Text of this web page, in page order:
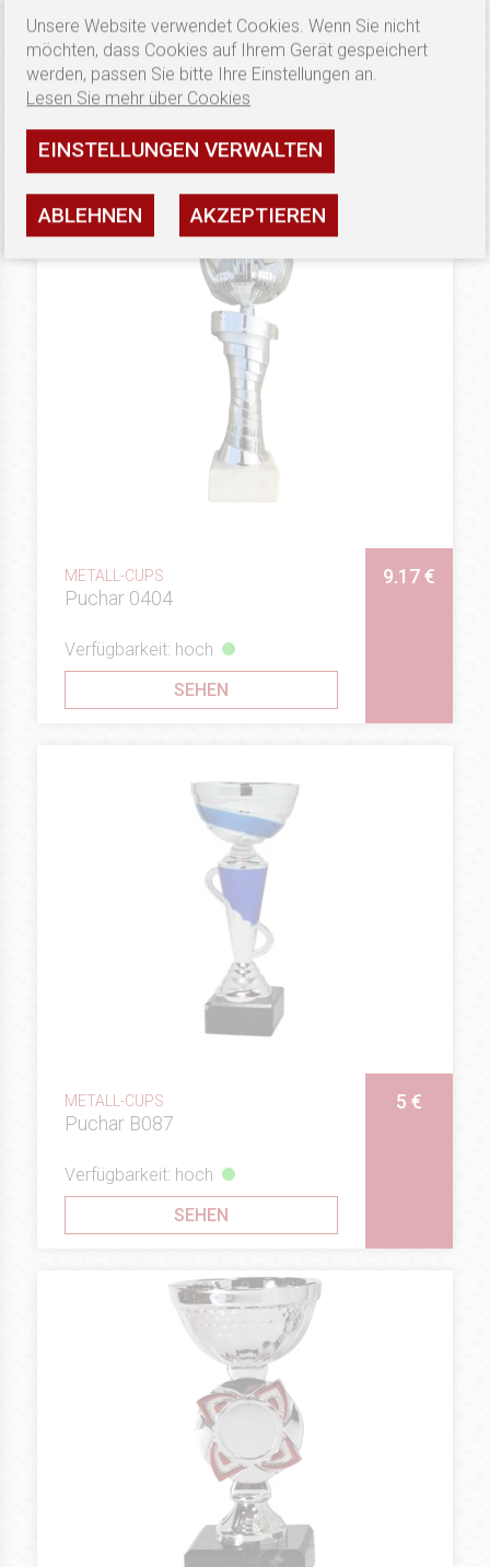
METALL-CUPS
Puchar B118
18.1 €
Verfügbarkeit: Letzte Exemplare
SEHEN
METALL-CUPS
Puchar 0404
9.17 €
Verfügbarkeit: hoch
SEHEN
METALL-CUPS
Puchar B087
5 €
Verfügbarkeit: hoch
SEHEN
Unsere Website verwendet Cookies. Wenn Sie nicht
möchten, dass Cookies auf Ihrem Gerät gespeichert
werden, passen Sie bitte Ihre Einstellungen an.
Lesen Sie mehr über Cookies
EINSTELLUNGEN VERWALTEN
ABLEHNEN AKZEPTIEREN